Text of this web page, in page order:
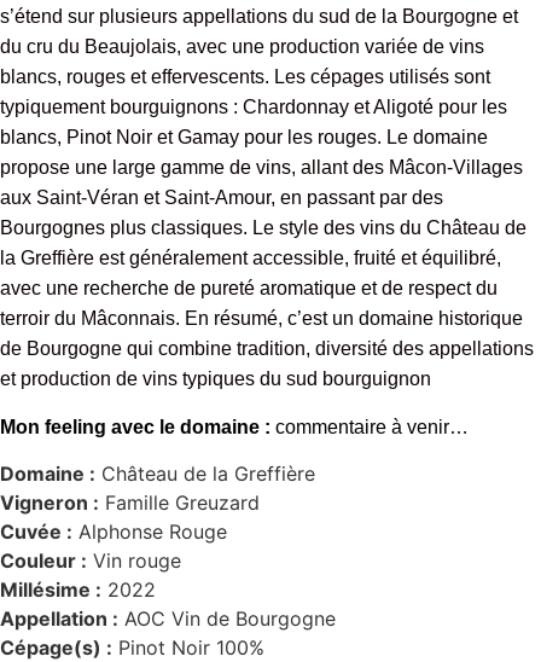
s’étend sur plusieurs appellations du sud de la Bourgogne et
du cru du Beaujolais, avec une production variée de vins
blancs, rouges et effervescents. Les cépages utilisés sont
typiquement bourguignons : Chardonnay et Aligoté pour les
blancs, Pinot Noir et Gamay pour les rouges. Le domaine
propose une large gamme de vins, allant des Mâcon-Villages
aux Saint-Véran et Saint-Amour, en passant par des
Bourgognes plus classiques. Le style des vins du Château de
la Greffière est généralement accessible, fruité et équilibré,
avec une recherche de pureté aromatique et de respect du
terroir du Mâconnais. En résumé, c’est un domaine historique
de Bourgogne qui combine tradition, diversité des appellations
et production de vins typiques du sud bourguignon
Mon feeling avec le domaine : commentaire à venir…
Domaine : Château de la Greffière
Vigneron : Famille Greuzard
Cuvée : Alphonse Rouge
Couleur : Vin rouge
Millésime : 2022
Appellation : AOC Vin de Bourgogne
Cépage(s) : Pinot Noir 100%